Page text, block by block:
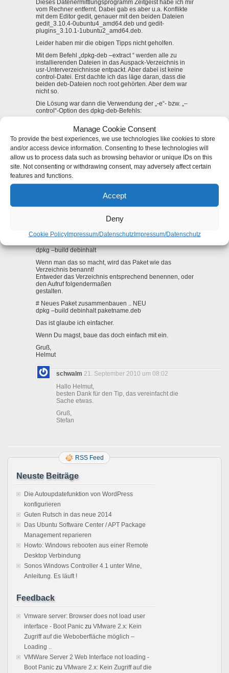
Manage Cookie Consent
To provide the best experiences, we use technologies like cookies to store
and/or access device information. Consenting to these technologies will
allow us to process data such as browsing behavior or unique IDs on this
site. Not consenting or withdrawing consent, may adversely affect certain
features and functions.
Accept
Deny
Cookie PolicyImpressum/DatenschutzImpressum/Datenschutz
Dieses Datenermittlungsprogramm Zeitgeist habe ich mir
vom Rechner entfernt. Dabei gab es aber u.a. Konflikte
mit dem Editor gedit, genauer mit den beiden Dateien
gedit_3.10.4-0ubuntu4_amd64.deb und gedit-
plugins_3.10.1-1ubuntu2_amd64.deb.
Leider haben mir die obigen Tipps nicht geholfen.
Mit dem Befehl „dpkg-deb –extract “ werden alle zu
installierenden Dateien in das Auspack-Verzeichnis in
usr-Unterverzeichnisse entpackt. Aber dabei ist keine
control-Datei. Erst dachte ich das läge daran, dass die
beiden deb-Dateien noch root gehörten. Aber dem war
nicht so.
Die Lösung war dann die Verwendung der „-e“- bzw. „–
control“-Option des dpkg-deb-Befehls:
Nach dem Befehl sind dann die folgenden Dateien im
Auspack-Verzeichnis:
control md5sums postinst postrm prerm shlibs
Also ich denke dass das jetzt die Richtigen Dateien sind.
21. September 2010 um 02:07
Hallo,
Hat mir sehr weiter geholfen bei meinem Projekt.
Vielleicht aber doch ein Hinweis:
dpkg –build debinhalt
Wenn man das so macht, wird das Paket wie das
Verzeichnis benannt!
Entweder das Verzeichnis entsprechend benennen, oder
den Aufruf folgendermaßen
gestalten.
# Neues Paket zusammenbauen .. NEU
dpkg –build debinhalt paketname.deb
Das ist glaube ich einfacher.
Wenn Du magst, baue das doch einfach mit ein.
Gruß,
Helmut
schwalm 21. September 2010 um 08:02
Hallo Helmut,
besten Dank für den Tip, das vereinfacht die
Sache etwas.
Gruß,
Stefan
RSS Feed
Neuste Beiträge
Die Autoupdatefunktion von WordPress
konfigurieren
Guten Rutsch in das neue 2014
Das Ubuntu Software Center / APT Package
Management reparieren
Howto: Windows rebooten aus einer Remote
Desktop Verbindung
Sonos Windows Controller 4.1 unter Wine,
Anleitung. Es läuft !
Feedback
Vmware server: Browser does not load user
interface - Boot Panic zu VMware 2.x: Kein
Zugriff auf die Weboberfläche möglich –
Loading ..
VMWare Server 2 Web Interface not loading -
Boot Panic zu VMware 2.x: Kein Zugriff auf die